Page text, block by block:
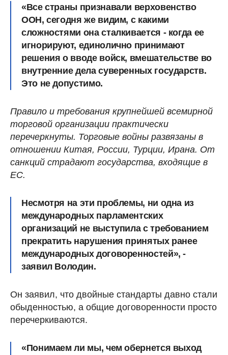
«Все страны признавали верховенство
ООН, сегодня же видим, с какими
сложностями она сталкивается - когда ее
игнорируют, единолично принимают
решения о вводе войск, вмешательстве во
внутренние дела суверенных государств.
Это не допустимо.
Правило и требования крупнейшей всемирной
торговой организации практически
перечеркнуты. Торговые войны развязаны в
отношении Китая, России, Турции, Ирана. От
санкций страдают государства, входящие в
ЕС.
Несмотря на эти проблемы, ни одна из
международных парламентских
организаций не выступила с требованием
прекратить нарушения принятых ранее
международных договоренностей», -
заявил Володин.
Он заявил, что двойные стандарты давно стали
обыденностью, а общие договоренности просто
перечеркиваются.
«Понимаем ли мы, чем обернется выход